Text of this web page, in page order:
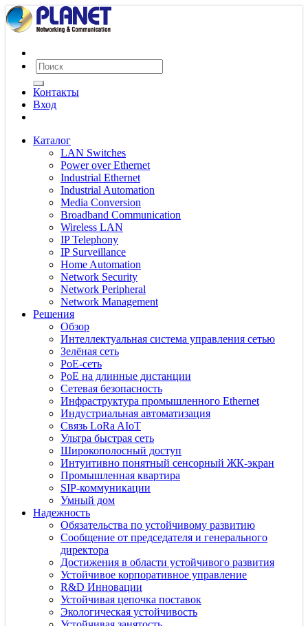
Контакты
Вход
Каталог
LAN Switches
Power over Ethernet
Industrial Ethernet
Industrial Automation
Media Conversion
Broadband Communication
Wireless LAN
IP Telephony
IP Surveillance
Home Automation
Network Security
Network Peripheral
Network Management
Решения
Обзор
Интеллектуальная система управления сетью
Зелёная сеть
PoE-сеть
PoE на длинные дистанции
Сетевая безопасность
Инфраструктура промышленного Ethernet
Индустриальная автоматизация
Связь LoRa AIoT
Ультра быстрая сеть
Широкополосный доступ
Интуитивно понятный сенсорный ЖК-экран
Промышленная квартира
SIP-коммуникации
Умный дом
Надежность
Обязательства по устойчивому развитию
Сообщение от председателя и генерального
директора
Достижения в области устойчивого развития
Устойчивое корпоративное управление
R&D Инновации
Устойчивая цепочка поставок
Экологическая устойчивость